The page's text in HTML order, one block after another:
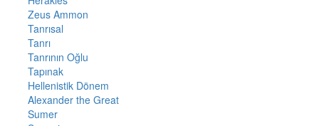
Zeus Ammon
Tanrısal
Tanrı
Tanrının Oğlu
Tapınak
Hellenistik Dönem
Alexander the Great
Sumer